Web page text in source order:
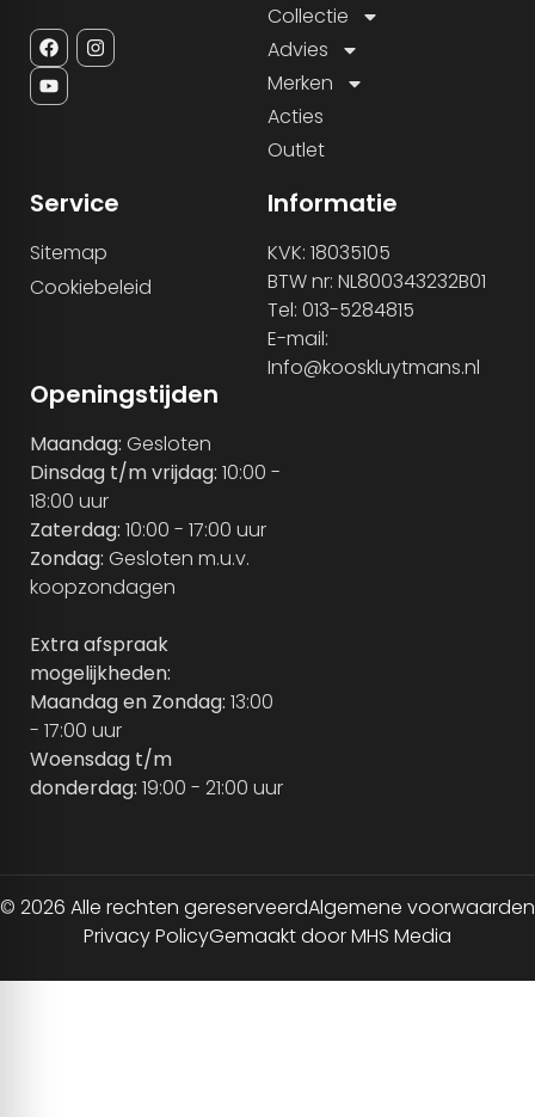
Collectie
Advies
Merken
Acties
Outlet
Service
Sitemap
Cookiebeleid
Informatie
KVK: 18035105
BTW nr: NL800343232B01
Tel: 013-5284815
E-mail:
Info@kooskluytmans.nl
Openingstijden
Maandag: Gesloten
Dinsdag t/m vrijdag: 10:00 -
18:00 uur
Zaterdag: 10:00 - 17:00 uur
Zondag: Gesloten m.u.v.
koopzondagen
Extra afspraak
mogelijkheden:
Maandag en Zondag: 13:00
- 17:00 uur
Woensdag t/m
donderdag: 19:00 - 21:00 uur
© 2026 Alle rechten gereserveerdAlgemene voorwaarden
Privacy PolicyGemaakt door MHS Media